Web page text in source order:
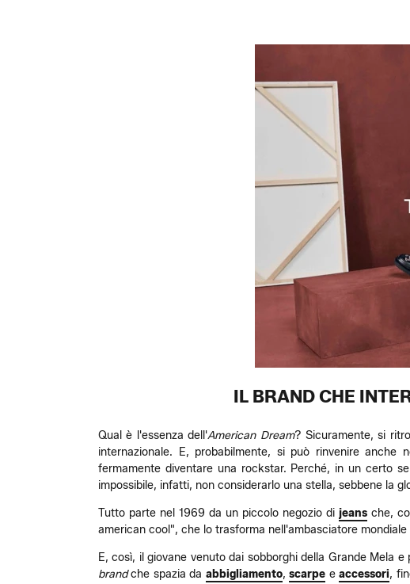
IL BRAND CHE
Qual è l'essenza dell'American Dream? Sicuramente, si
internazionale. E, probabilmente, si può rinvenire
fermamente diventare una rockstar. Perché, in un certo
impossibile, infatti, non considerarlo una stella, sebbene la
Tutto parte nel 1969 da un piccolo negozio di jeans che,
american cool", che lo trasforma nell'ambasciatore
E, così, il giovane venuto dai sobborghi della Grande Mela
brandche spazia da abbigliamento,scarpe eaccessori,